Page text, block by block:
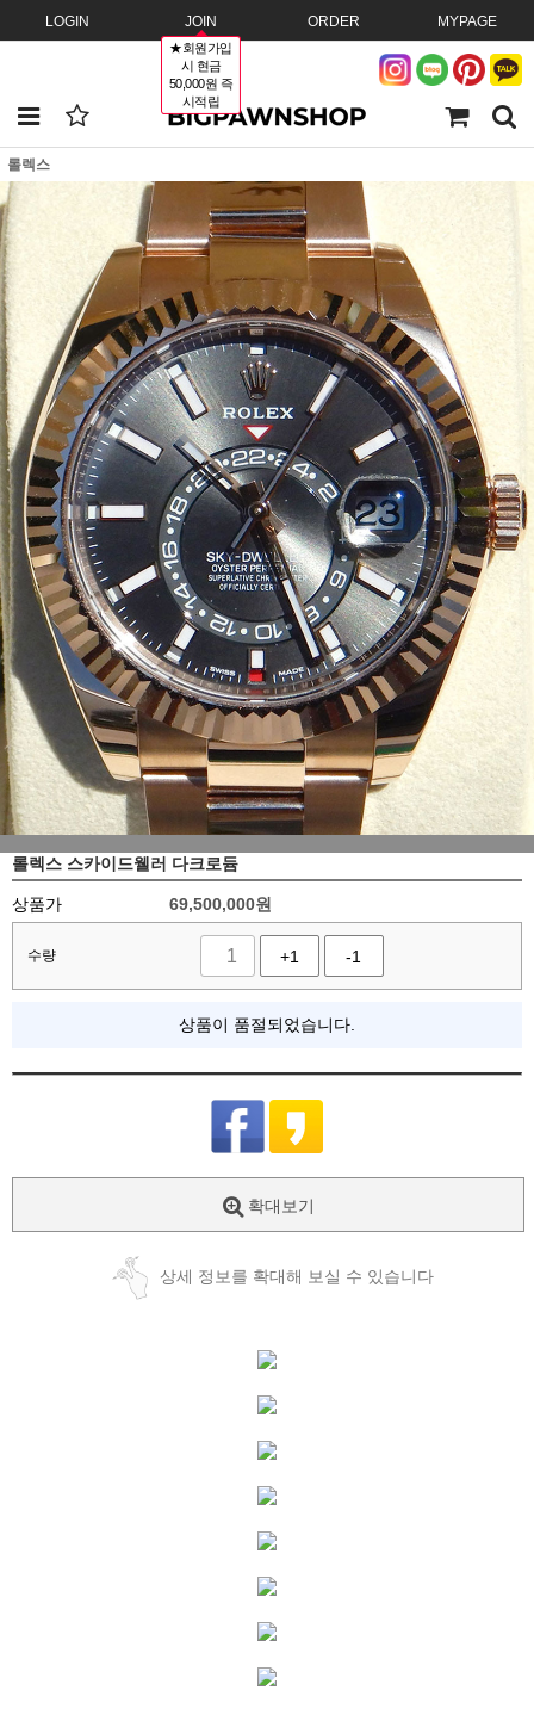
LOGIN JOIN
★회원가입
시 현금
50,000원 즉
시적립
ORDER MYPAGE
롤렉스
롤렉스 스카이드웰러 다크로듐
상품가 69,500,000원
수량 +1 -1
상품이 품절되었습니다.
확대보기
상세 정보를 확대해 보실 수 있습니다